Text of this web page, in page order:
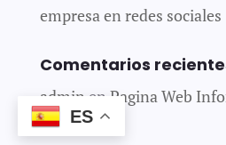
empresa en redes sociales
Comentarios
admin en Pagina Web
ES